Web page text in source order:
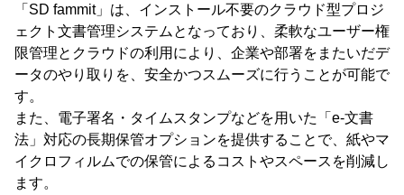
「SD fammit」は、インストール不要のクラウド型プロジ
ェクト文書管理システムとなっており、柔軟なユーザー権
限管理とクラウドの利用により、企業や部署をまたいだデ
ータのやり取りを、安全かつスムーズに行うことが可能で
す。
また、電子署名・タイムスタンプなどを用いた「e-文書
法」対応の長期保管オプションを提供することで、紙やマ
イクロフィルムでの保管によるコストやスペースを削減し
ます。